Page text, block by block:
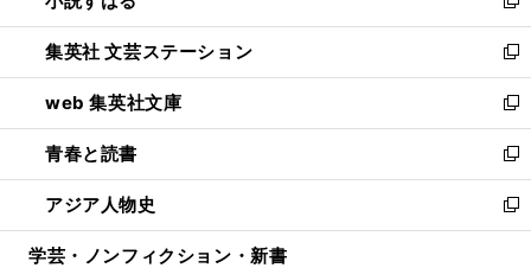
開
く
い
ウ
ィ
ン
ド
ウ
で
開
く
新
し
い
ウ
ィ
ン
ド
ウ
で
開
集英社 文芸ステーション
新
し
い
ウ
ィ
ン
ド
ウ
web 集英社文庫
新
し
い
ウ
ィ
ン
青春と読書
新
し
い
ウ
アジア人物史
新
し
学芸・ノンフィクション・新書